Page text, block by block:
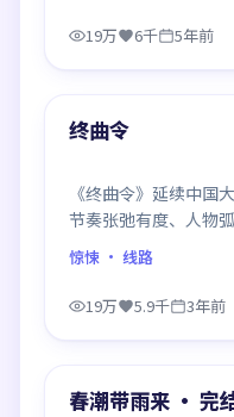
19万 6千 5年前
精选
终曲令
《终曲令》延续中国
节奏张弛有度、人物
风格，是一部值得逐
惊悚 · 线路
19万 5.9千 3年前
精选
春潮带雨来 · 完